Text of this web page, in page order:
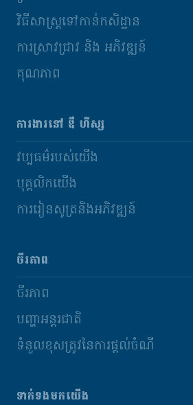
វិធីសាស្រ្តទៅកាន់កសិដ្ឋាន
ការស្រាវជ្រាវ និង​ អភិវឌ្ឍន៍
គុណភាព
ការងារនៅ ឌឹ ហឺស្ស
វប្បធម៌របស់យើង
បុគ្គលិកយើង
ការរៀនសូត្រនិងអភិវឌ្ឍន៍
ចីរភាព
ចីរភាព
បញ្ហាអន្តរជាតិ
ទំនួលខុសត្រូវនៃការផ្តល់ចំណី
ទាក់ទងមកយើង